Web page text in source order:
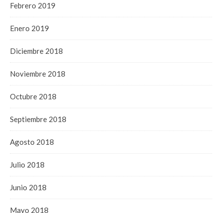
Febrero 2019
Enero 2019
Diciembre 2018
Noviembre 2018
Octubre 2018
Septiembre 2018
Agosto 2018
Julio 2018
Junio 2018
Mayo 2018